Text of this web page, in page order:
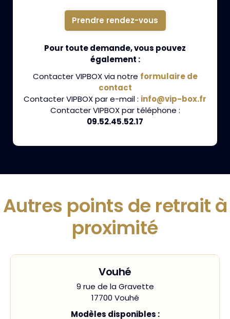
Prendre rendez-vous
Pour toute demande, vous pouvez
également :
Contacter VIPBOX via notre formulaire de
contact
Contacter VIPBOX par e-mail : info@vip-box.fr
Contacter VIPBOX par téléphone :
09.52.45.52.17
Autres points de retrait à
proximité
Vouhé
9 rue de la Gravette
17700 Vouhé
Modèles disponibles :